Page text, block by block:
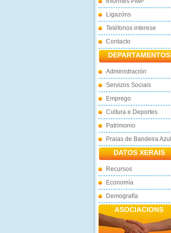
Ligazóns
Teléfonos interese
Contacto
DEPARTAMENTOS
Administración
Servizos Sociais
Emprego
Cultura e Deportes
Patrimonio
Praias de Bandeira Azul
DATOS XERAIS
Recursos
Economía
Demografía
ASOCIACIONS